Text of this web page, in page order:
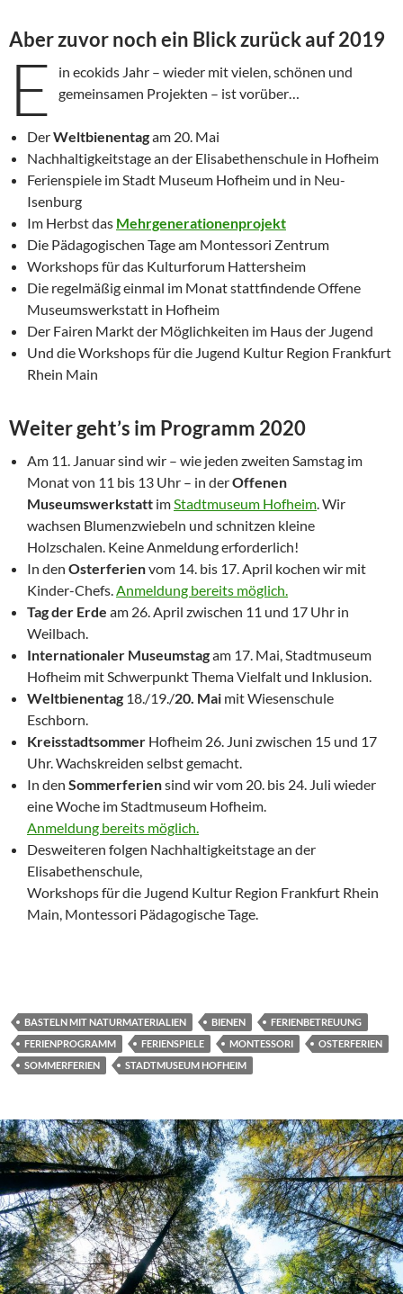
Aber zuvor noch ein Blick zurück auf 2019
E
in ecokids Jahr – wieder mit vielen, schönen und
gemeinsamen Projekten – ist vorüber…
DerWeltbienentagam 20. Mai
Nachhaltigkeitstage an der Elisabethenschule in Hofheim
Ferienspiele im Stadt Museum Hofheim und in Neu-
Isenburg
Im Herbst das Mehrgenerationenprojekt
Die Pädagogischen Tage am Montessori Zentrum
Workshops für das Kulturforum Hattersheim
Die regelmäßig einmal im Monat stattfindende Offene
Museumswerkstatt in Hofheim
Der Fairen Markt der Möglichkeiten im Haus der Jugend
Und die Workshops für die Jugend Kultur Region Frankfurt
Rhein Main
Weiter geht’s im Programm 2020
Am 11. Januar sind wir – wie jeden zweiten Samstag im
Monat von 11 bis 13 Uhr – in derOffenen
Museumswerkstatt imStadtmuseum Hofheim. Wir
wachsen Blumenzwiebeln und schnitzen kleine
Holzschalen. Keine Anmeldung erforderlich!
In den Osterferienvom 14. bis 17. April kochen wir mit
Kinder-Chefs.Anmeldung bereits möglich.
Tag der Erde am 26. April zwischen 11 und 17 Uhr in
Weilbach.
Internationaler Museumstagam 17. Mai, Stadtmuseum
Hofheim mit Schwerpunkt Thema Vielfalt und Inklusion.
Weltbienentag 18./19./20. Mai mit Wiesenschule
Eschborn.
Kreisstadtsommer Hofheim 26. Juni zwischen 15 und 17
Uhr. Wachskreiden selbst gemacht.
In den Sommerferiensind wir vom 20. bis 24. Juli wieder
eine Woche im Stadtmuseum Hofheim.
Anmeldung bereits möglich.
Desweiteren folgen Nachhaltigkeitstage an der
Elisabethenschule,
Workshops für die Jugend Kultur Region Frankfurt Rhein
Main, Montessori Pädagogische Tage.
BASTELN MIT NATURMATERIALIEN BIENEN
FERIENBETREUUNG
FERIENPROGRAMM
FERIENSPIELE MONTESSORI
OSTERFERIEN
SOMMERFERIEN
STADTMUSEUM HOFHEIM